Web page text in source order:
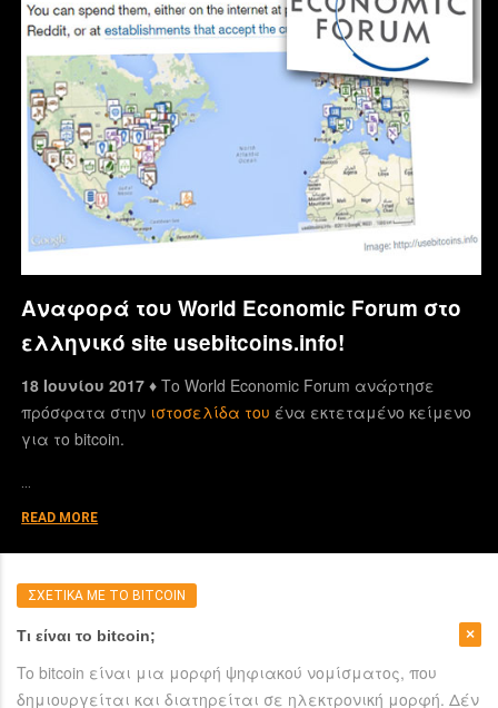
Αναφορά του World Economic Forum στο
ελληνικό site usebitcoins.info!
18 Ιουνίου 2017 ♦Το World Economic Forum ανάρτησε
πρόσφατα στην ιστοσελίδα του ένα εκτεταμένο κείμενο
για το bitcoin.
…
READ MORE
ΣΧΕΤΙΚΑ ΜΕ ΤΟ BITCOIN
Τι είναι το bitcoin;
To bitcoin είναι μια μορφή ψηφιακού νομίσματος, που
δημιουργείται και διατηρείται σε ηλεκτρονική μορφή. Δέν